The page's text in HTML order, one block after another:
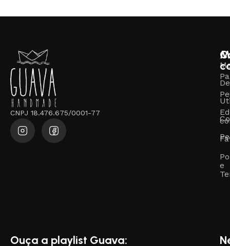
CNPJ 18.476.675/0001-77
e
Ouça a playlist Guava: